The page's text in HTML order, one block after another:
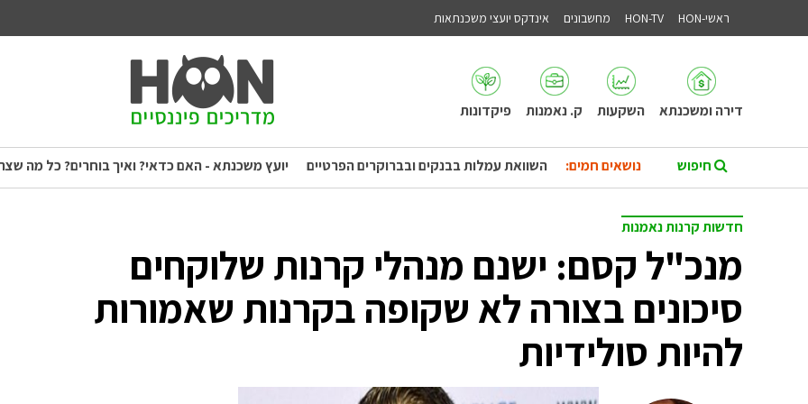
ראשי-HON HON-TV מחשבונים אינדקס יועצי משכנתאות
דירה ומשכנתא השקעות ק. נאמנות פיקדונות
נושאים חמים: השוואת עמלות בבנקים ובברוקרים הפרטיים יועץ משכנתא - האם כדאי? ואיך בוחרים? כל מה
חדשות קרנות נאמנות
מנכ"ל קסם: ישנם מנהלי קרנות שלוקחים
סיכונים בצורה לא שקופה בקרנות שאמורות
להיות סולידיות